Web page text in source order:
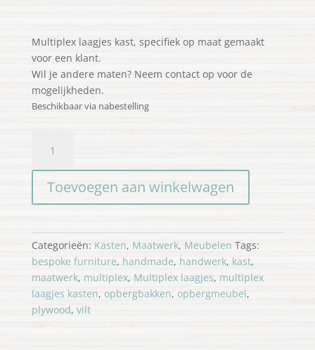
Multiplex laagjes kast, specifiek op maat gemaakt
voor een klant.
Wil je andere maten? Neem contact op voor de
mogelijkheden.
Beschikbaar via nabestelling
opbergmeubel
aantal
Toevoegen aan winkelwagen
Categorieën: Kasten, Maatwerk, Meubelen Tags:
bespoke furniture, handmade, handwerk, kast,
maatwerk, multiplex, Multiplex laagjes, multiplex
laagjes kasten, opbergbakken, opbergmeubel,
plywood, vilt